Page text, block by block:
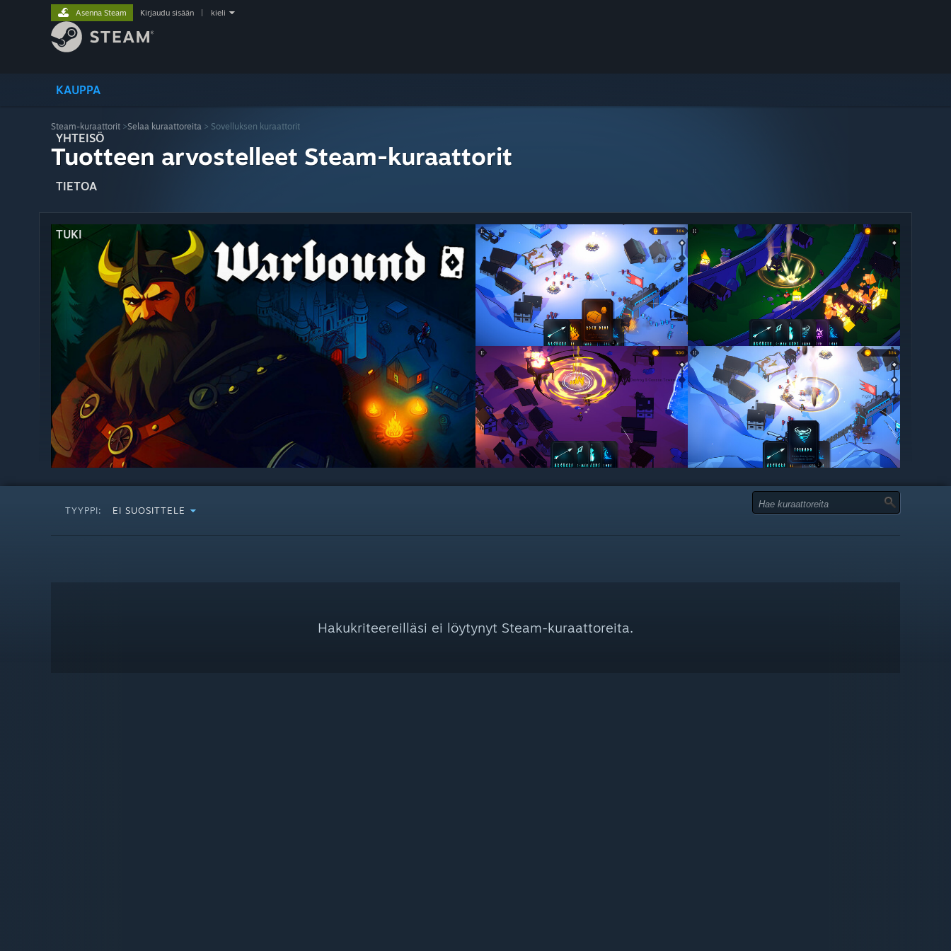
KAUPPA
YHTEISÖ
TIETOA
TUKI
Asenna Steam Kirjaudu sisään kieli
Steam-kuraattorit >Selaa kuraattoreita > Sovelluksen kuraattorit
Tuotteen arvostelleet Steam-kuraattorit
TYYPPI: EI SUOSITTELE
Hakukriteereilläsi ei löytynyt Steam-kuraattoreita.